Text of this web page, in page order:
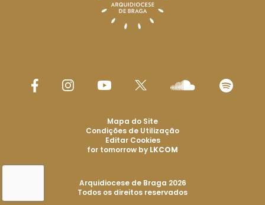
Arquidiocese de Braga 2026
Todos os direitos reservados
Mapa do Site
Condições de Utilização
Editar Cookies
for tomorrow by LKCOM